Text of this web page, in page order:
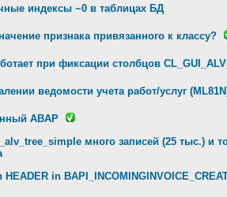
индексы ~0 в таблицах БД
признака привязанного к классу?
при фиксации столбцов
ведомости учета работ/услуг
ABAP
много записей (25 тыс.) и
in